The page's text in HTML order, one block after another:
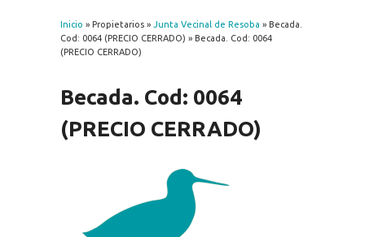
You are here
Inicio » Propietarios » Junta Vecinal de Resoba » Becada.
Cod: 0064 (PRECIO CERRADO) » Becada. Cod: 0064
(PRECIO CERRADO)
Becada. Cod: 0064
(PRECIO CERRADO)